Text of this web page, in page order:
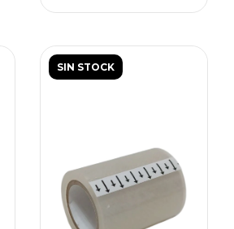
SIN STOCK